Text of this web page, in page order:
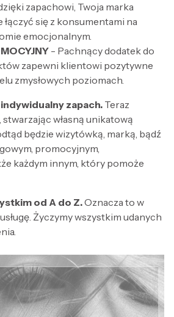
zapachowi, Twoja marka
łączyć się z konsumentami na
emocjonalnym.
- Pachnący dodatek do
zapewni klientowi pozytywne
zmysłowych poziomach.
zapach. Teraz
własną unikatową
będzie wizytówką, marką, bądź
promocyjnym,
każdym innym, który pomoże
od A do Z.Oznacza to w
Życzymy wszystkim udanych